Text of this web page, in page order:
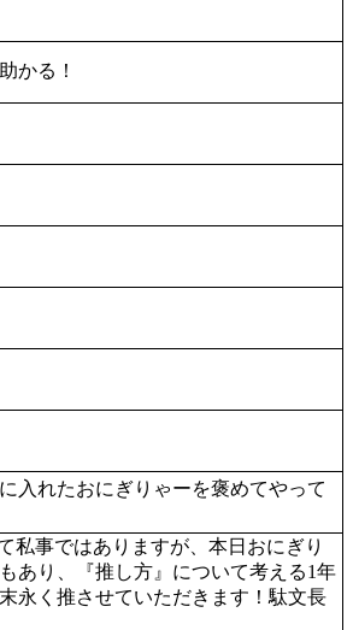
かる！
入れたおにぎりゃーを褒めてやって
私事ではありますが、本日おにぎり
あり、『推し方』について考える1年
永く推させていただきます！駄文長